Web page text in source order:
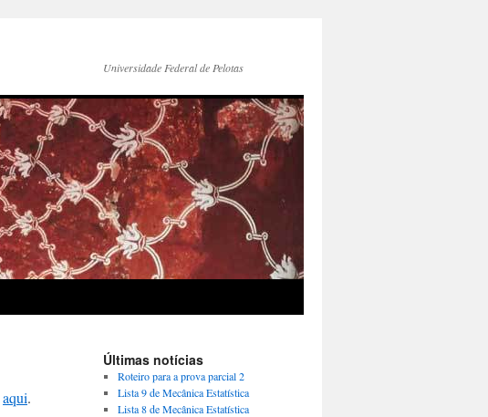
Universidade Federal de Pelotas
aqui.
Últimas notícias
Roteiro para a prova parcial 2
Lista 9 de Mecânica Estatística
Lista 8 de Mecânica Estatística